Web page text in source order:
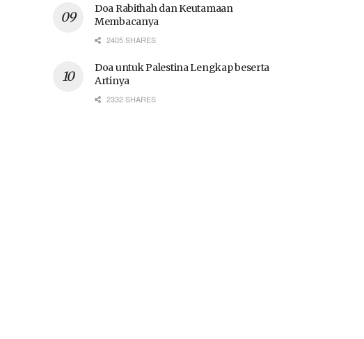
Doa Rabithah dan Keutamaan
Membacanya
2405 SHARES
Doa untuk Palestina Lengkap beserta
Artinya
2332 SHARES